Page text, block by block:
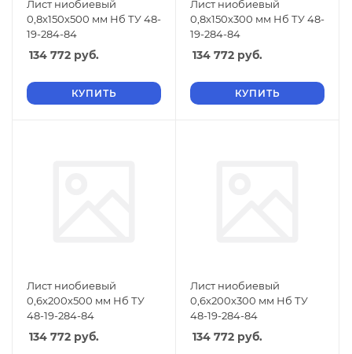
Лист ниобиевый
0,8х150х500 мм Нб ТУ 48-
19-284-84
134 772 руб.
КУПИТЬ
Лист ниобиевый
0,8х150х300 мм Нб ТУ 48-
19-284-84
134 772 руб.
КУПИТЬ
Лист ниобиевый
0,6х200х500 мм Нб ТУ
48-19-284-84
134 772 руб.
Лист ниобиевый
0,6х200х300 мм Нб ТУ
48-19-284-84
134 772 руб.